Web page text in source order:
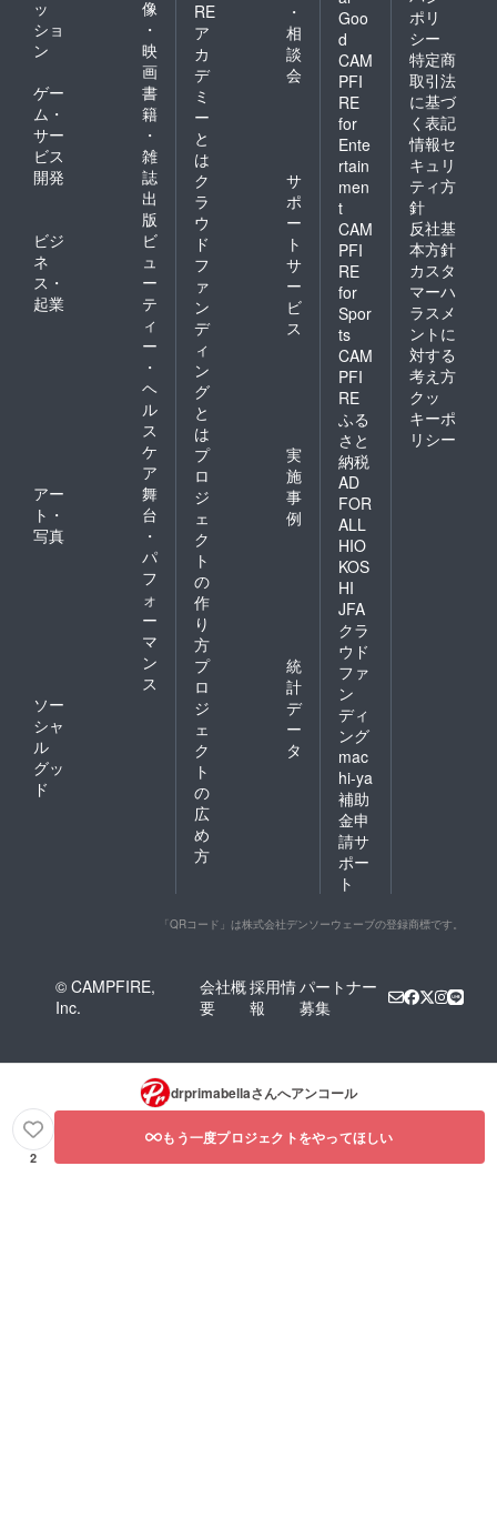
ッ
ショ
ン
像
・
映
画
ゲー
ム・
サー
ビス
開発
書
籍
・
雑
誌
出
版
ビジ
ネ
ス・
起業
ビ
ュ
ー
テ
ィ
ー
・
ヘ
ル
ス
ケ
ア
アー
ト・
写真
舞
台
・
パ
フ
ォ
ー
マ
ン
ス
ソー
シャ
ル
グッ
ド
RE
ア
カ
デ
ミ
ー
と
は
・
相
談
会
ク
ラ
ウ
ド
フ
ァ
ン
デ
ィ
ン
グ
と
は
サ
ポ
ー
ト
サ
ー
ビ
ス
プ
ロ
ジ
ェ
ク
ト
の
作
り
方
実
施
事
例
プ
ロ
ジ
ェ
ク
ト
の
広
め
方
統
計
デ
ー
タ
Goo
d
CAM
PFI
RE
for
Ente
rtain
men
t
CAM
PFI
RE
for
Spor
ts
CAM
PFI
RE
ふる
さと
納税
AD
FOR
ALL
HIO
KOS
HI
JFA
クラ
ウド
ファ
ン
ディ
ング
mac
hi-ya
補助
金申
請サ
ポー
ト
ポリ
シー
特定商
取引法
に基づ
く表記
情報セ
キュリ
ティ方
針
反社基
本方針
カスタ
マーハ
ラスメ
ントに
対する
考え方
クッ
キーポ
リシー
「QRコード」は株式会社デンソーウェーブの登録商標です。
© CAMPFIRE,
Inc.
会社概
要
採用情
報
パートナー
募集
drprimabellaさんへアンコール
2
もう一度プロジェクトをやってほしい